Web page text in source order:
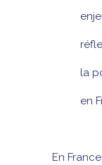
la
en
En